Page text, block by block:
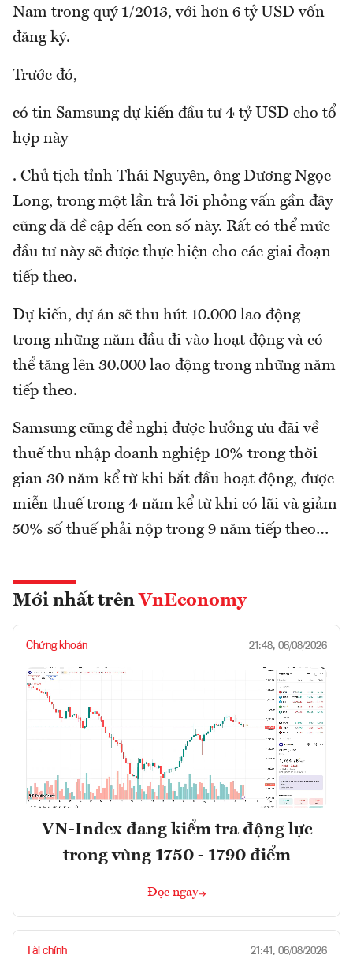
Nam trong quý 1/2013, với hơn 6 tỷ USD vốn
đăng ký.
Trước đó,
có tin Samsung dự kiến đầu tư 4 tỷ USD cho tổ
hợp này
. Chủ tịch tỉnh Thái Nguyên, ông Dương Ngọc
Long, trong một lần trả lời phỏng vấn gần đây
cũng đã đề cập đến con số này. Rất có thể mức
đầu tư này sẽ được thực hiện cho các giai đoạn
tiếp theo.
Dự kiến, dự án sẽ thu hút 10.000 lao động
trong những năm đầu đi vào hoạt động và có
thể tăng lên 30.000 lao động trong những năm
tiếp theo.
Samsung cũng đề nghị được hưởng ưu đãi về
thuế thu nhập doanh nghiệp 10% trong thời
gian 30 năm kể từ khi bắt đầu hoạt động, được
miễn thuế trong 4 năm kể từ khi có lãi và giảm
50% số thuế phải nộp trong 9 năm tiếp theo…
Mới nhất trên VnEconomy
Chứng khoán 21:48, 06/08/2026
VN-Index đang kiểm tra động lực
trong vùng 1750 - 1790 điểm
Đọc ngay
Tài chính 21:41, 06/08/2026